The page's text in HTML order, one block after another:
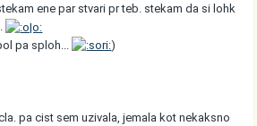
ene par stvari pr teb. stekam da si lohk
pa sploh...
)
pa cist sem uzivala, jemala kot nekaksno